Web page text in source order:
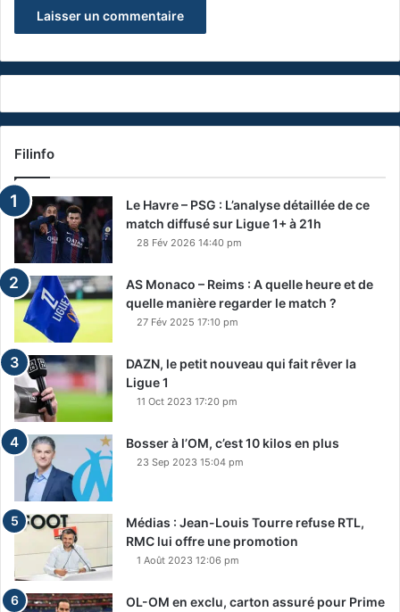
Filinfo
Le Havre – PSG : L’analyse détaillée de ce
match diffusé sur Ligue 1+ à 21h
28 Fév 2026 14:40 pm
AS Monaco – Reims : A quelle heure et de
quelle manière regarder le match ?
27 Fév 2025 17:10 pm
DAZN, le petit nouveau qui fait rêver la
Ligue 1
11 Oct 2023 17:20 pm
Bosser à l’OM, c’est 10 kilos en plus
23 Sep 2023 15:04 pm
Médias : Jean-Louis Tourre refuse RTL,
RMC lui offre une promotion
1 Août 2023 12:06 pm
OL-OM en exclu, carton assuré pour Prime